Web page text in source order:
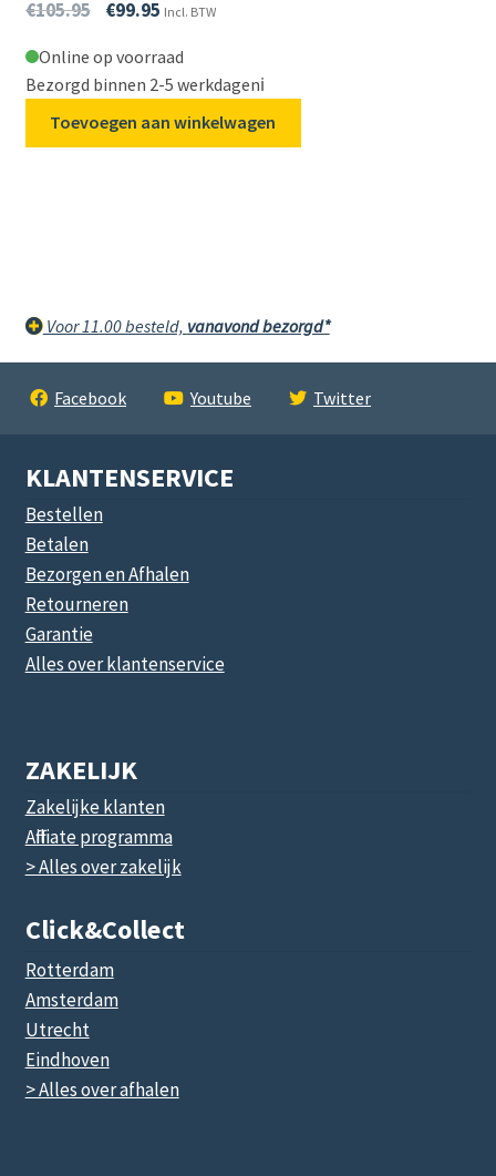
€105.95 €99.95 Incl. BTW
Online op voorraad
Bezorgd binnen 2-5 werkdagenℹ️
Toevoegen aan winkelwagen
Voor 11.00 besteld, vanavond bezorgd*
Facebook Youtube Twitter
KLANTENSERVICE
Bestellen
Betalen
Bezorgen en Afhalen
Retourneren
Garantie
Alles over klantenservice
ZAKELIJK
Zakelijke klanten
Affiliate programma
> Alles over zakelijk
Click&collect
Rotterdam
Amsterdam
Utrecht
Eindhoven
> Alles over afhalen